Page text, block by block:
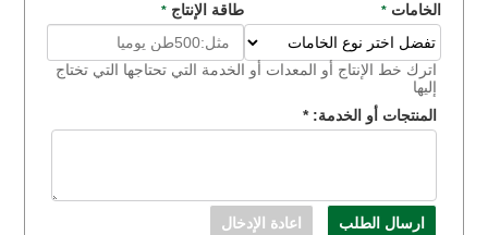
الخامات* طاقة الإنتاج *
اترك خط الإنتاج أو المعدات أو الخدمة التي تحتاجها التي تختاج
إليها
المنتجات أو الخدمة:*